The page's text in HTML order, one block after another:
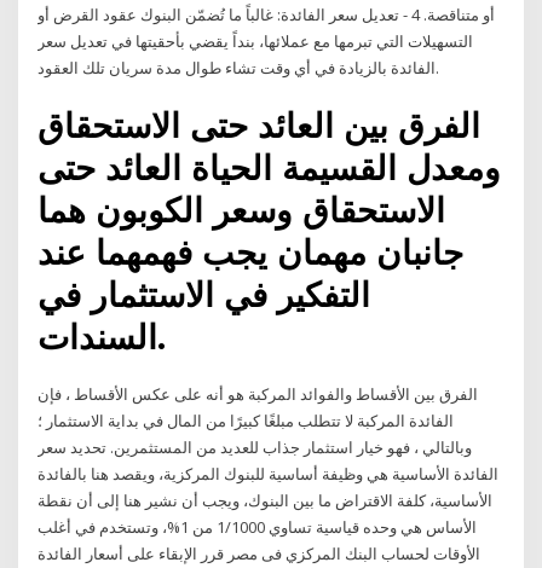
أو متناقصة. 4 - تعديل سعر الفائدة: غالباً ما تُضمّن البنوك عقود القرض أو
التسهيلات التي تبرمها مع عملائها، بنداً يقضي بأحقيتها في تعديل سعر
الفائدة بالزيادة في أي وقت تشاء طوال مدة سريان تلك العقود.
الفرق بين العائد حتى الاستحقاق
ومعدل القسيمة الحياة العائد حتى
الاستحقاق وسعر الكوبون هما
جانبان مهمان يجب فهمهما عند
التفكير في الاستثمار في
السندات.
الفرق بين الأقساط والفوائد المركبة هو أنه على عكس الأقساط ، فإن
الفائدة المركبة لا تتطلب مبلغًا كبيرًا من المال في بداية الاستثمار ؛
وبالتالي ، فهو خيار استثمار جذاب للعديد من المستثمرين. تحديد سعر
الفائدة الأساسية هي وظيفة أساسية للبنوك المركزية، ويقصد هنا بالفائدة
الأساسية، كلفة الاقتراض ما بين البنوك، ويجب أن نشير هنا إلى أن نقطة
الأساس هي وحده قياسية تساوي 1/1000 من 1%، وتستخدم في أغلب
الأوقات لحساب البنك المركزي فى مصر قرر الإبقاء على أسعار الفائدة